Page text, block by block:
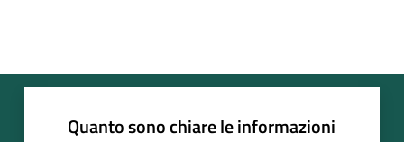
Quanto sono chiare le informazioni